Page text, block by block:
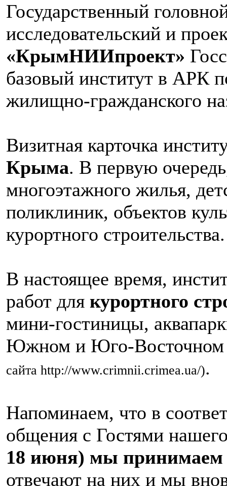
Государственный
исследовательский и
«КрымНИИпроект»
базовый институт в АРК
жилищно-гражданского
Визитная карточка
Крыма. В первую
многоэтажного жилья,
поликлиник, объектов
курортного строительства.
В настоящее время,
работ для курортного
мини-гостиницы,
Южном и Юго-Восточном
сайта http://www.crimnii.crimea.ua/).
Напоминаем, что в
общения с Гостями
18 июня) мы принимаем
отвечают на них и мы